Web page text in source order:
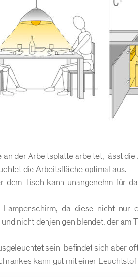
der Arbeitsplatte arbeitet, lässt
die Arbeitsfläche optimal aus.
Tisch kann unangenehm für
da diese nicht nur
nicht denjenigen blendet, der am
sein, befindet sich aber
kann gut mit einer